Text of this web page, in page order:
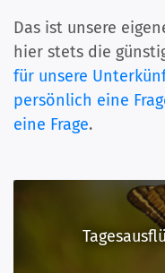
Das ist unsere
hier stets die
für unsere
persönlich eine
eine Frage.